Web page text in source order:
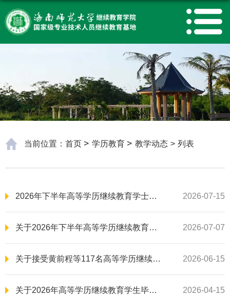
当前位置： 首页 学历教育 教学动态 > 列表
2026年下半年高等学历继续教育学士学位外语学业水平考试报考审核结果公示 2026-07-15
关于2026年下半年高等学历继续教育学生学士学位外语学业水平考试的通知 2026-07-07
关于接受黄前程等117名高等学历继续教育本科毕业生学士学位申请的公示 2026-06-15
关于2026年高等学历继续教育学生毕业论文（设计）报名的通知 2026-04-15